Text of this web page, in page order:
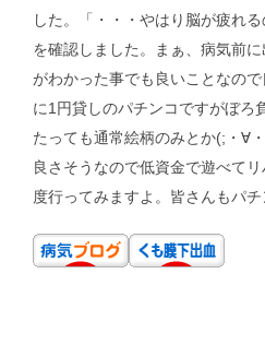
した。「・・・やはり脳が疲れ
を確認しました。まぁ、病気前
がわかった事でも良いことなの
に1円貸しのパチンコですがぼろ
たっても通常絵柄のみとか(;・∀
良さそうなので低資金で遊べて
度行ってみますよ。皆さんもパチ